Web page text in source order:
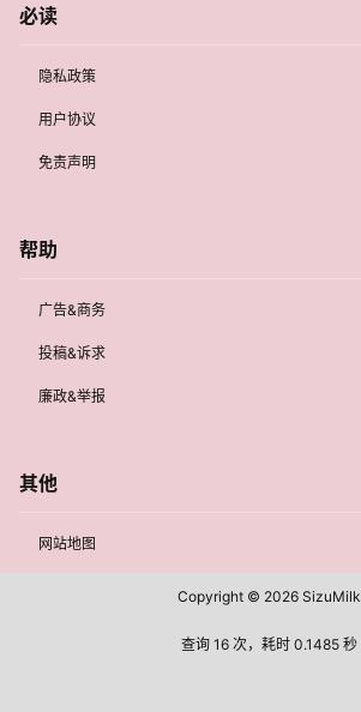
必读
隐私政策
用户协议
免责声明
帮助
广告&商务
投稿&诉求
廉政&举报
其他
网站地图
Copyright © 2026SizuMilk
查询 16 次，耗时 0.1485 秒